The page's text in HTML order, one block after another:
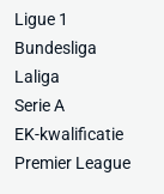
Ligue 1
Bundesliga
Laliga
Serie A
EK-kwalificatie
Premier League